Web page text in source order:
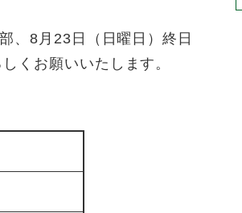
、8月23日（日曜日）終日
くお願いいたします。